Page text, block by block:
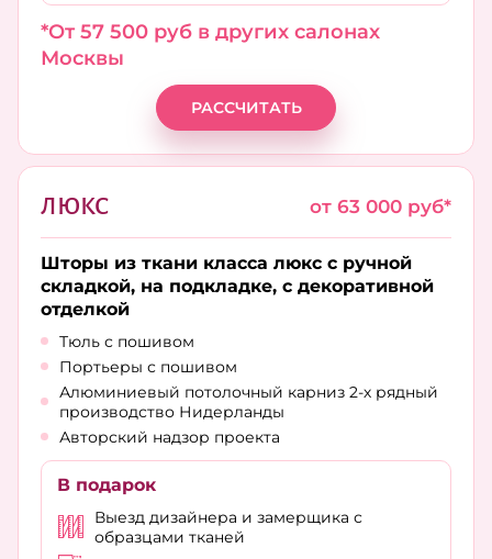
*От 57 500 руб в других салонах
Москвы
РАССЧИТАТЬ
ЛЮКС от 63 000 руб*
Шторы из ткани класса люкс с ручной
складкой, на подкладке, с декоративной
отделкой
Тюль с пошивом
Портьеры с пошивом
Алюминиевый потолочный карниз 2-х рядный
производство Нидерланды
Авторский надзор проекта
В подарок
Выезд дизайнера и замерщика с
образцами тканей